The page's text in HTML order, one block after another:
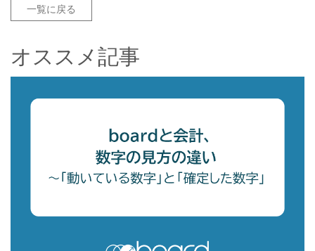
一覧に戻る
オススメ記事